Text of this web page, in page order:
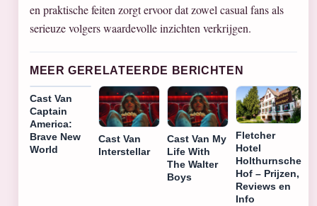
en praktische feiten zorgt ervoor dat zowel casual fans als
serieuze volgers waardevolle inzichten verkrijgen.
MEER GERELATEERDE BERICHTEN
Cast Van
Captain
America:
Brave New
World
Cast Van
Interstellar
Cast Van My
Life With
The Walter
Boys
Fletcher
Hotel
Holthurnsche
Hof – Prijzen,
Reviews en
Info